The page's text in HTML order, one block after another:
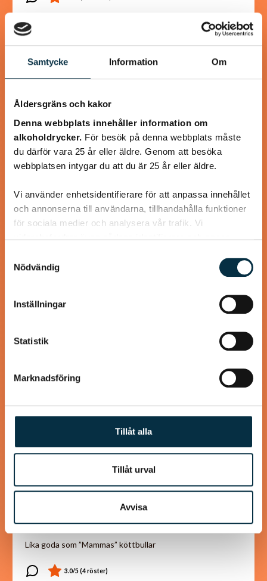
Samtycke Information Om
Åldersgräns och kakor
Denna webbplats innehåller information om
alkoholdrycker. För besök på denna webbplats måste
du därför vara 25 år eller äldre. Genom att besöka
webbplatsen intygar du att du är 25 år eller äldre.
Vi använder enhetsidentifierare för att anpassa innehållet
och annonserna till användarna, tillhandahålla funktioner
för sociala medier och analysera vår trafik. Vi
annons- och analysföretag som vi samarbetar med.
Dessa kan i sin tur kombinera informationen med annan
information som du har tillhandahållit eller som de har
samlat in när du har använt deras tjänster.
Nödvändig
Inställningar
Statistik
Marknadsföring
Tillåt alla
Tillåt urval
Avvisa
@gold1e
Köttfärskebab med hemmagjord
Kebabkrydda
turkisk yoghurt, så blir rätten helt laktosfri.
@koppargrytan
Kanel- och sojastekta
Lika goda som ”Mammas” köttbullar